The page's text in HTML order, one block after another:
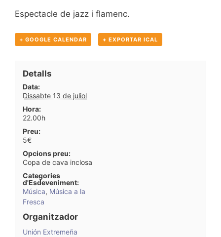
Espectacle de jazz i flamenc.
+ GOOGLE CALENDAR + EXPORTAR ICAL
Detalls
Data:
Dissabte 13 de juliol
Hora:
22.00h
Preu:
5€
Opcions preu:
Copa de cava inclosa
Categories
d'Esdeveniment:
Música, Música a la
Fresca
Organitzador
Unión Extremeña